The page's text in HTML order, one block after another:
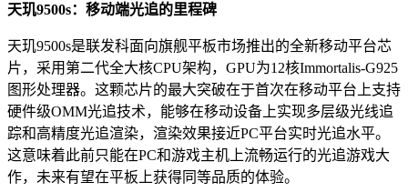
天玑9500s：移动端光追的里程碑
天玑9500s是联发科面向旗舰平板市场推出的全新移动平台芯
片，采用第二代全大核CPU架构，GPU为12核Immortalis-G925
图形处理器。这颗芯片的最大突破在于首次在移动平台上支持
硬件级OMM光追技术，能够在移动设备上实现多层级光线追
踪和高精度光追渲染，渲染效果接近PC平台实时光追水平。
这意味着此前只能在PC和游戏主机上流畅运行的光追游戏大
作，未来有望在平板上获得同等品质的体验。